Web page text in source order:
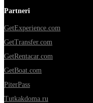
Partneri
GetExperience.com
GetTransfer.com
GetRentacar.com
GetBoat.com
PiterPass
Tutkakdoma.ru